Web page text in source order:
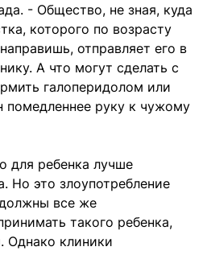
- Общество, не зная, куда
которого по возрасту
отправляет его в
А что могут сделать с
галоперидолом или
помедленнее руку к чужому
для ребенка лучше
Но это злоупотребление
все же
такого ребенка,
Однако клиники